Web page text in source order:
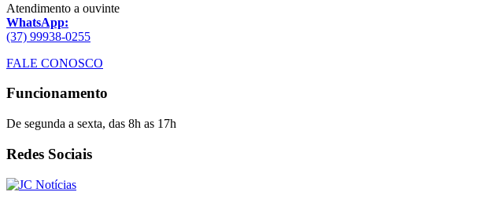
Atendimento a ouvinte
WhatsApp:
(37) 99938-0255
FALE CONOSCO
Funcionamento
De segunda a sexta, das 8h as 17h
Redes Sociais